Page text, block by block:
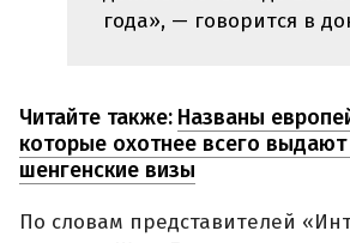
года», — говорится в
Читайте также: Названы
которые охотнее всего
шенгенские визы
По словам представителей